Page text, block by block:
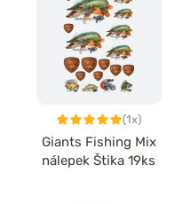
(1x)
Giants Fishing Mix
nálepek Štika 19ks